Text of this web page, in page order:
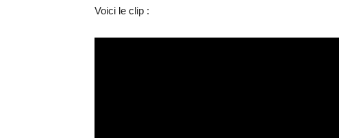
Voici le clip :